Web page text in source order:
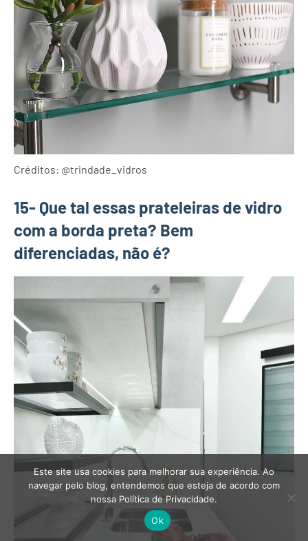
Créditos: @trindade_vidros
15- Que tal essas prateleiras de vidro
com a borda preta? Bem
diferenciadas, não é?
Este site usa cookies para melhorar sua experiência. Ao
navegar pelo blog, entendemos que esteja de acordo com
nossa Política de Privacidade.
Ok